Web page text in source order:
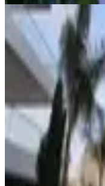
MANZARALI
1+1 ·
AXION REAL ESTATE
Ara